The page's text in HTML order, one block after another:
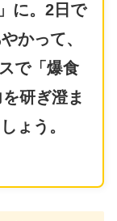
に。2日で
かって、
で「爆食
研ぎ澄ま
ょう。